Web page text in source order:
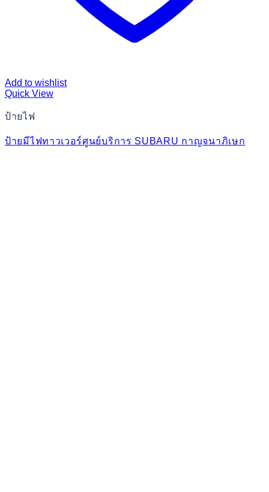
Add to wishlist
Quick View
ป้ายไฟ
ป้ายมีไฟทาวเวอร์ศูนย์บริการ SUBARU กาญจนาภิเษก